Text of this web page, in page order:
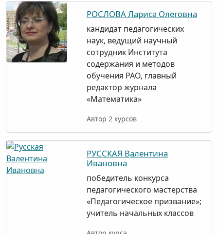
РОСЛОВА Лариса Олеговна
кандидат педагогических
наук, ведущий научный
сотрудник Института
содержания и методов
обучения РАО, главный
редактор журнала
«Математика»
Автор 2 курсов
РУССКАЯ Валентина
Ивановна
победитель конкурса
педагогического мастерства
«Педагогическое призвание»;
учитель начальных классов